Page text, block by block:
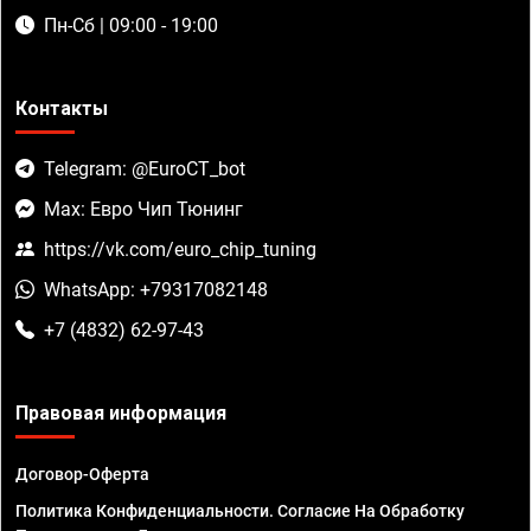
Пн-Сб | 09:00 - 19:00
Контакты
Telegram: @EuroCT_bot
Max: Евро Чип Тюнинг
https://vk.com/euro_chip_tuning
WhatsApp: +79317082148
+7 (4832) 62-97-43
Правовая информация
Договор-Оферта
Политика Конфиденциальности. Согласие На Обработку